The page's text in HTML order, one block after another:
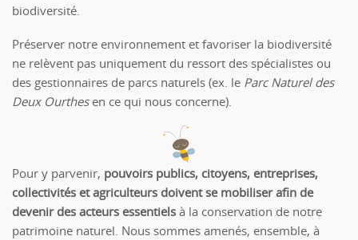
biodiversité.
Préserver notre environnement et favoriser la biodiversité
ne relèvent pas uniquement du ressort des spécialistes ou
des gestionnaires de parcs naturels (ex. le Parc Naturel des
Deux Ourthesen ce qui nous concerne).
Pour y parvenir, pouvoirs publics, citoyens, entreprises,
collectivités et agriculteurs doivent se mobiliser afin de
devenir des acteurs essentiels à la conservation de notre
patrimoine naturel. Nous sommes amenés, ensemble, à